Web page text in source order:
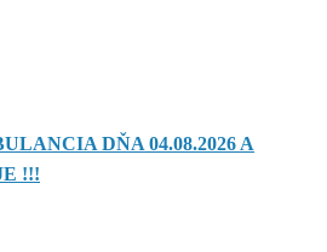
DŇA 04.08.2026 A
!!!